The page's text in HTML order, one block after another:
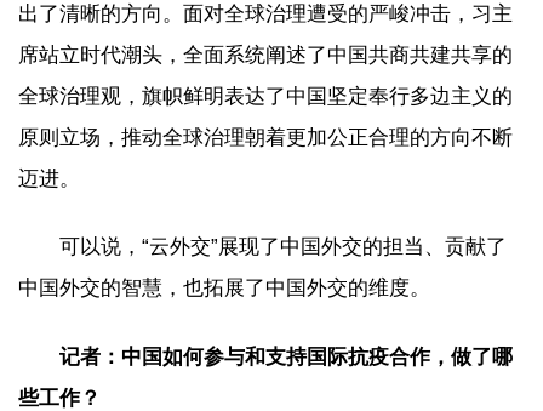
出了清晰的方向。面对全球治理遭受的严峻冲击，习主
席站立时代潮头，全面系统阐述了中国共商共建共享的
全球治理观，旗帜鲜明表达了中国坚定奉行多边主义的
原则立场，推动全球治理朝着更加公正合理的方向不断
迈进。
可以说，“云外交”展现了中国外交的担当、贡献了
中国外交的智慧，也拓展了中国外交的维度。
记者：中国如何参与和支持国际抗疫合作，做了哪
些工作？